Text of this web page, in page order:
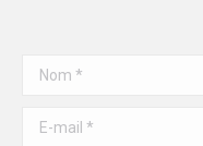
Nom *
E-mail *